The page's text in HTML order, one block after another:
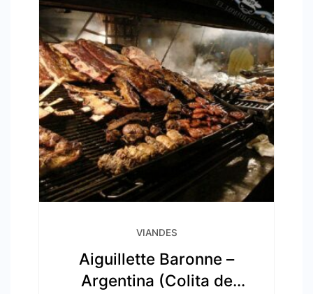
VIANDES
Aiguillette Baronne –
Argentina (Colita de